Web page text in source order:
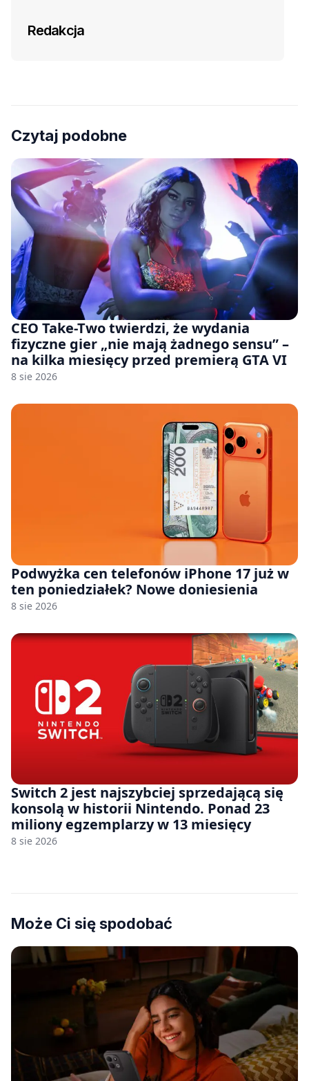
Redakcja
Czytaj podobne
CEO Take-Two twierdzi, że wydania
fizyczne gier „nie mają żadnego sensu” –
na kilka miesięcy przed premierą GTA VI
8 sie 2026
Podwyżka cen telefonów iPhone 17 już w
ten poniedziałek? Nowe doniesienia
8 sie 2026
Switch 2 jest najszybciej sprzedającą się
konsolą w historii Nintendo. Ponad 23
miliony egzemplarzy w 13 miesięcy
8 sie 2026
Może Ci się spodobać